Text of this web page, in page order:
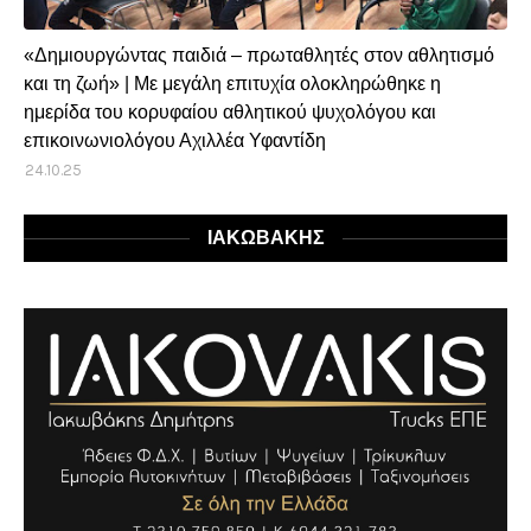
«Δημιουργώντας παιδιά – πρωταθλητές στον αθλητισμό
και τη ζωή» | Με μεγάλη επιτυχία ολοκληρώθηκε η
ημερίδα του κορυφαίου αθλητικού ψυχολόγου και
επικοινωνιολόγου Αχιλλέα Υφαντίδη
24.10.25
ΙΑΚΩΒΑΚΗΣ